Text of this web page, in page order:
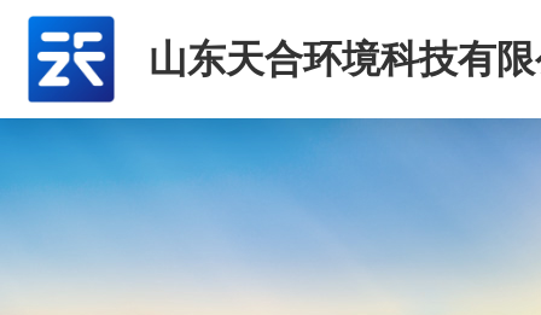
山东天合环境科技有